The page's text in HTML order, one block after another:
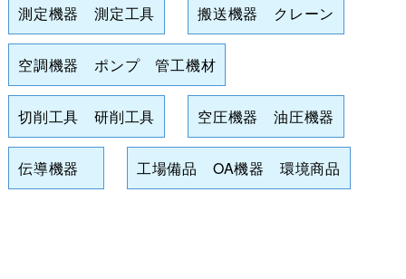
測定機器 測定工具 搬送機器 クレーン
空調機器 ポンプ 管工機材
切削工具 研削工具 空圧機器 油圧機器
伝導機器 工場備品 OA機器 環境商品